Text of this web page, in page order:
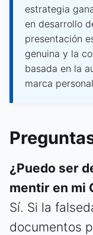
estrategia
en desarrollo
presentación
genuina y la
basada en la
marca
¿Puedo ser
mentir en mi
Sí. Si la
documentos